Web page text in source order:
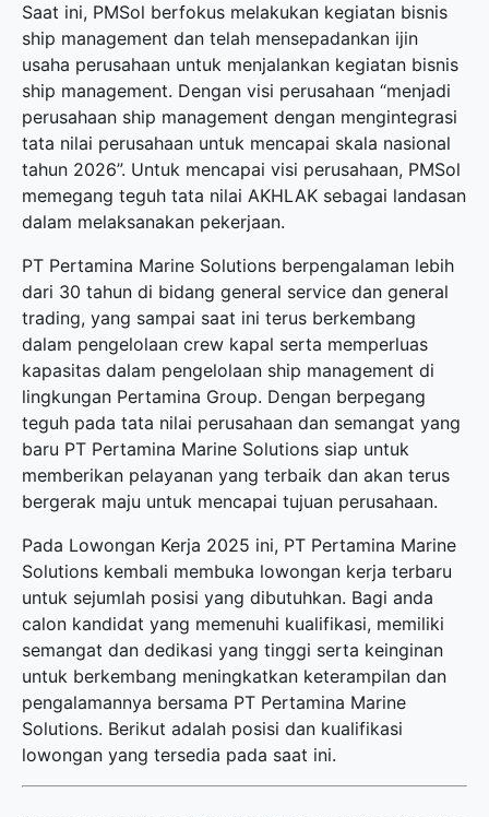
Saat ini, PMSol berfokus melakukan kegiatan bisnis
ship management dan telah mensepadankan ijin
usaha perusahaan untuk menjalankan kegiatan bisnis
ship management. Dengan visi perusahaan “menjadi
perusahaan ship management dengan mengintegrasi
tata nilai perusahaan untuk mencapai skala nasional
tahun 2026”. Untuk mencapai visi perusahaan, PMSol
memegang teguh tata nilai AKHLAK sebagai landasan
dalam melaksanakan pekerjaan.
PT Pertamina Marine Solutions berpengalaman lebih
dari 30 tahun di bidang general service dan general
trading, yang sampai saat ini terus berkembang
dalam pengelolaan crew kapal serta memperluas
kapasitas dalam pengelolaan ship management di
lingkungan Pertamina Group. Dengan berpegang
teguh pada tata nilai perusahaan dan semangat yang
baru PT Pertamina Marine Solutions siap untuk
memberikan pelayanan yang terbaik dan akan terus
bergerak maju untuk mencapai tujuan perusahaan.
Pada Lowongan Kerja 2025 ini, PT Pertamina Marine
Solutions kembali membuka lowongan kerja terbaru
untuk sejumlah posisi yang dibutuhkan. Bagi anda
calon kandidat yang memenuhi kualifikasi, memiliki
semangat dan dedikasi yang tinggi serta keinginan
untuk berkembang meningkatkan keterampilan dan
pengalamannya bersama PT Pertamina Marine
Solutions. Berikut adalah posisi dan kualifikasi
lowongan yang tersedia pada saat ini.